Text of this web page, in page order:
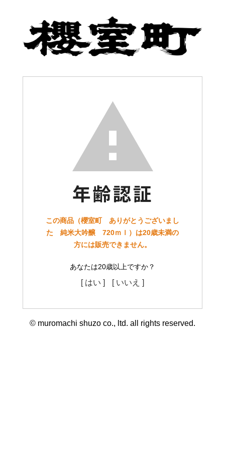
この商品（櫻室町 ありがとうございまし
た 純米大吟醸 720ｍｌ）は20歳未満の
方には販売できません。
あなたは20歳以上ですか？
[ はい ] [ いいえ ]
© muromachi shuzo co., ltd. all rights reserved.